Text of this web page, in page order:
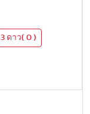
3 ดาว( 0 )